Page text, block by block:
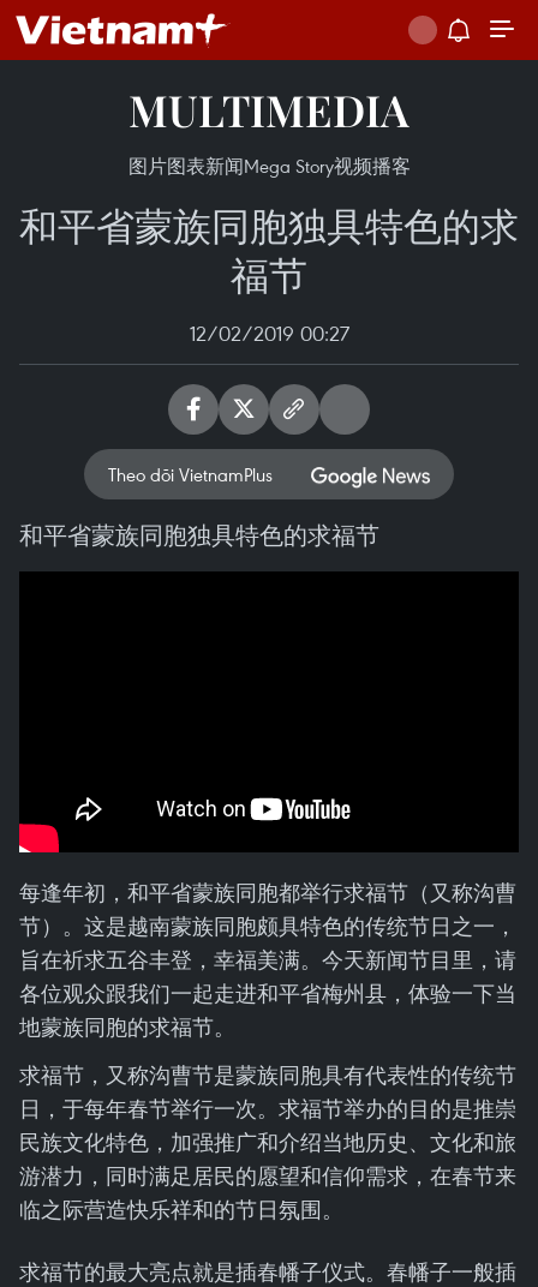
MULTIMEDIA
图片图表新闻Mega Story视频播客
和平省蒙族同胞独具特色的求
福节
12/02/2019 00:27
Theo dõi VietnamPlus
和平省蒙族同胞独具特色的求福节
每逢年初，和平省蒙族同胞都举行求福节（又称沟曹
节）。这是越南蒙族同胞颇具特色的传统节日之一，
旨在祈求五谷丰登，幸福美满。今天新闻节目里，请
各位观众跟我们一起走进和平省梅州县，体验一下当
地蒙族同胞的求福节。
求福节，又称沟曹节是蒙族同胞具有代表性的传统节
日，于每年春节举行一次。求福节举办的目的是推崇
民族文化特色，加强推广和介绍当地历史、文化和旅
游潜力，同时满足居民的愿望和信仰需求，在春节来
临之际营造快乐祥和的节日氛围。
求福节的最大亮点就是插春幡子仪式。春幡子一般插